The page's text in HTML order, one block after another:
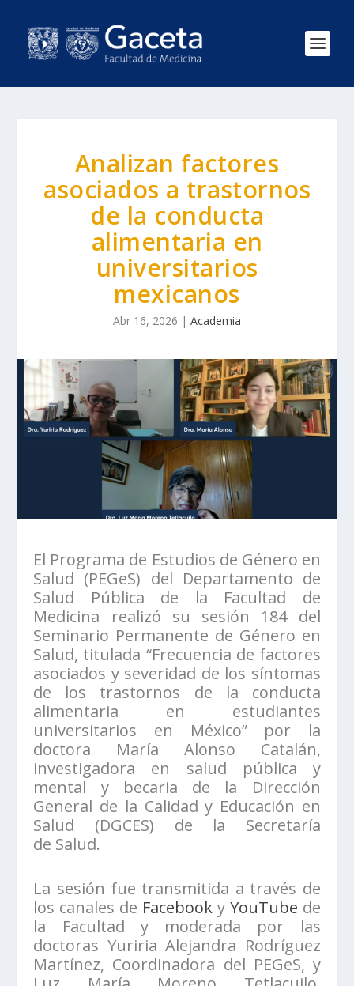
Analizan factores
asociados a trastornos
de la conducta
alimentaria en
universitarios
mexicanos
Abr 16, 2026 | Academia
El Programa de Estudios de Género en
Salud (PEGeS) del Departamento de
Salud Pública de la Facultad de
Medicina realizó su sesión 184 del
Seminario Permanente de Género en
Salud, titulada “Frecuencia de factores
asociados y severidad de los síntomas
de los trastornos de la conducta
alimentaria en estudiantes
universitarios en México” por la
doctora María Alonso Catalán,
investigadora en salud pública y
mental y becaria de la Dirección
General de la Calidad y Educación en
Salud (DGCES) de la Secretaría
de Salud.
La sesión fue transmitida a través de
los canales de Facebook y YouTube de
la Facultad y moderada por las
doctoras Yuriria Alejandra Rodríguez
Martínez, Coordinadora del PEGeS, y